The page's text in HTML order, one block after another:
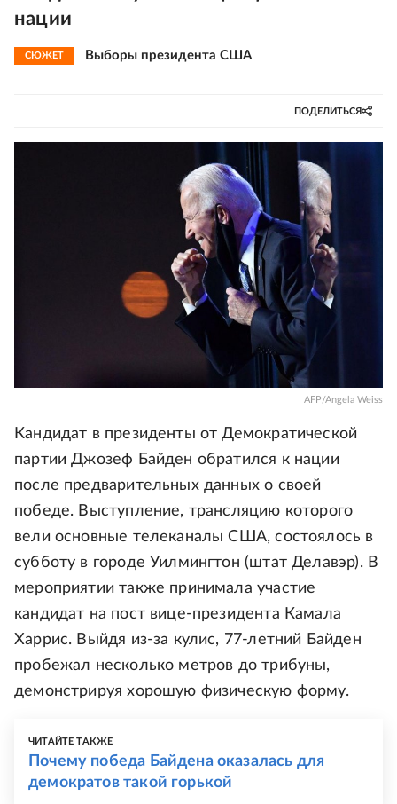
нации
СЮЖЕТ Выборы президента США
ПОДЕЛИТЬСЯ
AFP/Angela Weiss
Кандидат в президенты от Демократической
партии Джозеф Байден обратился к нации
после предварительных данных о своей
победе. Выступление, трансляцию которого
вели основные телеканалы США, состоялось в
субботу в городе Уилмингтон (штат Делавэр). В
мероприятии также принимала участие
кандидат на пост вице-президента Камала
Харрис. Выйдя из-за кулис, 77-летний Байден
пробежал несколько метров до трибуны,
демонстрируя хорошую физическую форму.
ЧИТАЙТЕ ТАКЖЕ
Почему победа Байдена оказалась для
демократов такой горькой